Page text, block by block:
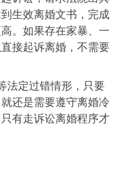
生效离婚文书，完成
。如果存在家暴、一
接起诉离婚，不需要
定过错情形，只要
还是需要遵守离婚冷
有走诉讼离婚程序才